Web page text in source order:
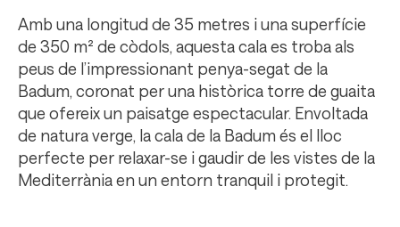
Amb una longitud de 35 metres i una superfície
de 350 m² de còdols, aquesta cala es troba als
peus de l’impressionant penya-segat de la
Badum, coronat per una històrica torre de guaita
que ofereix un paisatge espectacular. Envoltada
de natura verge, la cala de la Badum és el lloc
perfecte per relaxar-se i gaudir de les vistes de la
Mediterrània en un entorn tranquil i protegit.